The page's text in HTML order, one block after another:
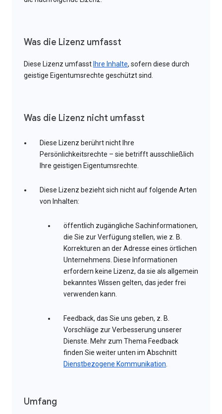
Was die Lizenz umfasst
Diese Lizenz umfasst Ihre Inhalte, sofern diese durch
geistige Eigentumsrechte geschützt sind.
Was die Lizenz nicht umfasst
Diese Lizenz berührt nicht Ihre
Persönlichkeitsrechte – sie betrifft ausschließlich
Ihre geistigen Eigentumsrechte.
Diese Lizenz bezieht sich nicht auf folgende Arten
von Inhalten:
öffentlich zugängliche Sachinformationen,
die Sie zur Verfügung stellen, wie z. B.
Korrekturen an der Adresse eines örtlichen
Unternehmens. Diese Informationen
erfordern keine Lizenz, da sie als allgemein
bekanntes Wissen gelten, das jeder frei
verwenden kann.
Feedback, das Sie uns geben, z. B.
Vorschläge zur Verbesserung unserer
Dienste. Mehr zum Thema Feedback
finden Sie weiter unten im Abschnitt
Dienstbezogene Kommunikation.
Umfang